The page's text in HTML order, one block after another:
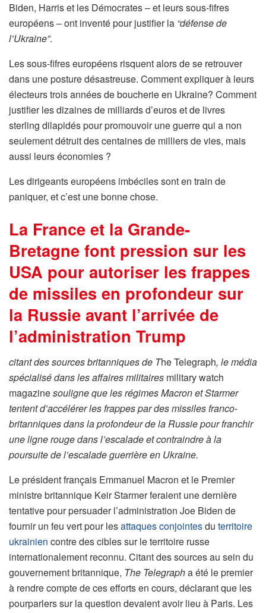
Biden, Harris et les Démocrates – et leurs sous-fifres
européens – ont inventé pour justifier la “défense de
l’Ukraine”.
Les sous-fifres européens risquent alors de se retrouver
dans une posture désastreuse. Comment expliquer à leurs
électeurs trois années de boucherie en Ukraine? Comment
justifier les dizaines de milliards d’euros et de livres
sterling dilapidés pour promouvoir une guerre qui a non
seulement détruit des centaines de milliers de vies, mais
aussi leurs économies ?
Les dirigeants européens imbéciles sont en train de
paniquer, et c’est une bonne chose.
La France et la Grande-
Bretagne font pression sur les
USA pour autoriser les frappes
de missiles en profondeur sur
la Russie avant l’arrivée de
l’administration Trump
citant des sources britanniques de The Telegraph, le média
spécialisé dans les affaires militaires military watch
magazinesouligne que les régimes Macron et Starmer
tentent d’accélérer les frappes par des missiles franco-
britanniques dans la profondeur de la Russie pour franchir
une ligne rouge dans l’escalade et contraindre à la
poursuite de l’escalade guerrière en Ukraine.
Le président français Emmanuel Macron et le Premier
ministre britannique Keir Starmer feraient une dernière
tentative pour persuader l’administration Joe Biden de
fournir un feu vert pour lesattaques conjointesdu territoire
ukrainien contre des cibles sur le territoire russe
internationalement reconnu. Citant des sources au sein du
gouvernement britannique, The Telegrapha été le premier
à rendre compte de ces efforts en cours, déclarant que les
pourparlers sur la question devaient avoir lieu à Paris. Les